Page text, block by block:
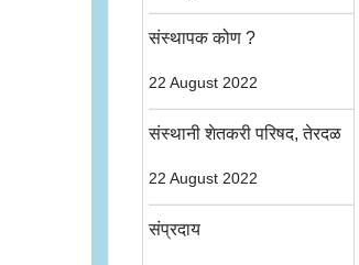
संस्थापक कोण ?
22 August 2022
संस्थानी शेतकरी परिषद, तेरदळ
22 August 2022
संप्रदाय